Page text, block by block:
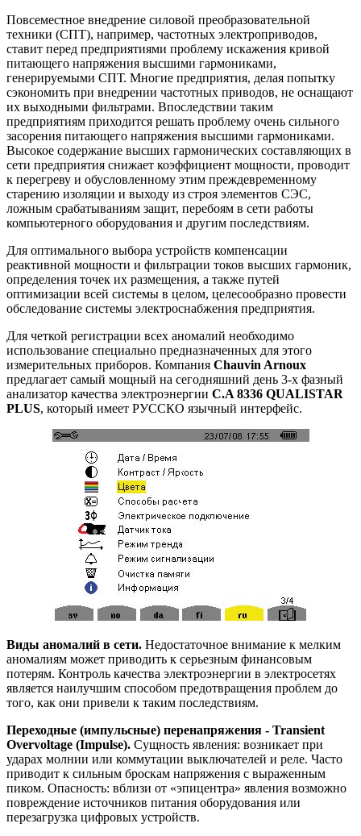
Повсеместное внедрение силовой преобразовательной
техники (СПТ), например, частотных электроприводов,
ставит перед предприятиями проблему искажения кривой
питающего напряжения высшими гармониками,
генерируемыми СПТ. Многие предприятия, делая попытку
сэкономить при внедрении частотных приводов, не оснащают
их выходными фильтрами. Впоследствии таким
предприятиям приходится решать проблему очень сильного
засорения питающего напряжения высшими гармониками.
Высокое содержание высших гармонических составляющих в
сети предприятия снижает коэффициент мощности, проводит
к перегреву и обусловленному этим преждевременному
старению изоляции и выходу из строя элементов СЭС,
ложным срабатываниям защит, перебоям в сети работы
компьютерного оборудования и другим последствиям.
Для оптимального выбора устройств компенсации
реактивной мощности и фильтрации токов высших гармоник,
определения точек их размещения, а также путей
оптимизации всей системы в целом, целесообразно провести
обследование системы электроснабжения предприятия.
Для четкой регистрации всех аномалий необходимо
использование специально предназначенных для этого
измерительных приборов. Компания Chauvin Arnoux
предлагает самый мощный на сегодняшний день 3-х фазный
анализатор качества электроэнергии C.A 8336 QUALISTAR
PLUS, который имеет РУССКО язычный интерфейс.
Виды аномалий в сети. Недостаточное внимание к мелким
аномалиям может приводить к серьезным финансовым
потерям. Контроль качества электроэнергии в электросетях
является наилучшим способом предотвращения проблем до
того, как они привели к таким последствиям.
Переходные (импульсные) перенапряжения - Transient
Overvoltage (Impulse). Сущность явления: возникает при
ударах молнии или коммутации выключателей и реле. Часто
приводит к сильным броскам напряжения с выраженным
пиком. Опасность: вблизи от «эпицентра» явления возможно
повреждение источников питания оборудования или
перезагрузка цифровых устройств.